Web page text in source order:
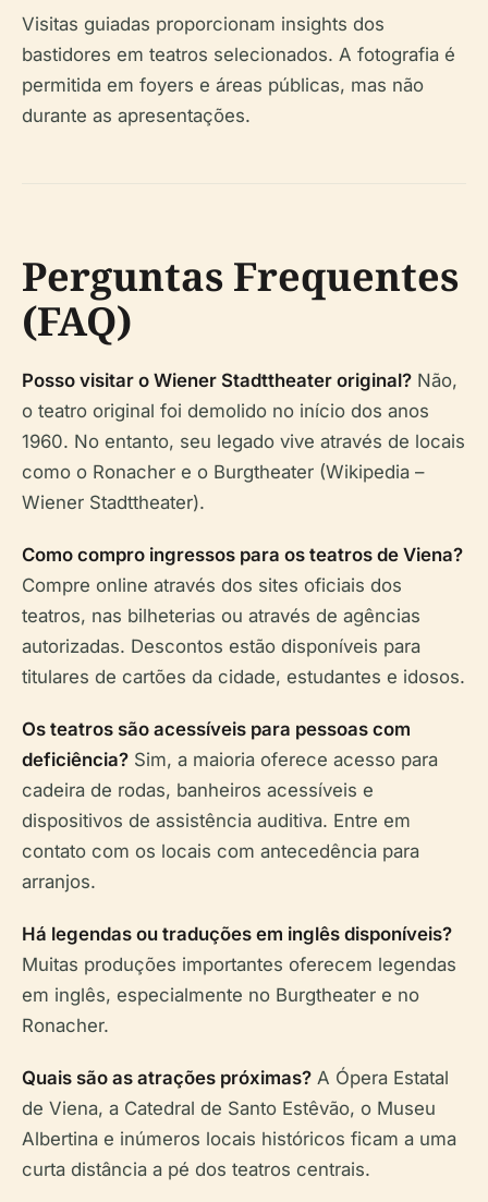
Visitas guiadas proporcionam insights dos
bastidores em teatros selecionados. A fotografia é
permitida em foyers e áreas públicas, mas não
durante as apresentações.
Perguntas Frequentes
(FAQ)
Posso visitar o Wiener Stadttheater original? Não,
o teatro original foi demolido no início dos anos
1960. No entanto, seu legado vive através de locais
como o Ronacher e o Burgtheater (Wikipedia –
Wiener Stadttheater).
Como compro ingressos para os teatros de Viena?
Compre online através dos sites oficiais dos
teatros, nas bilheterias ou através de agências
autorizadas. Descontos estão disponíveis para
titulares de cartões da cidade, estudantes e idosos.
Os teatros são acessíveis para pessoas com
deficiência? Sim, a maioria oferece acesso para
cadeira de rodas, banheiros acessíveis e
dispositivos de assistência auditiva. Entre em
contato com os locais com antecedência para
arranjos.
Há legendas ou traduções em inglês disponíveis?
Muitas produções importantes oferecem legendas
em inglês, especialmente no Burgtheater e no
Ronacher.
Quais são as atrações próximas? A Ópera Estatal
de Viena, a Catedral de Santo Estêvão, o Museu
Albertina e inúmeros locais históricos ficam a uma
curta distância a pé dos teatros centrais.